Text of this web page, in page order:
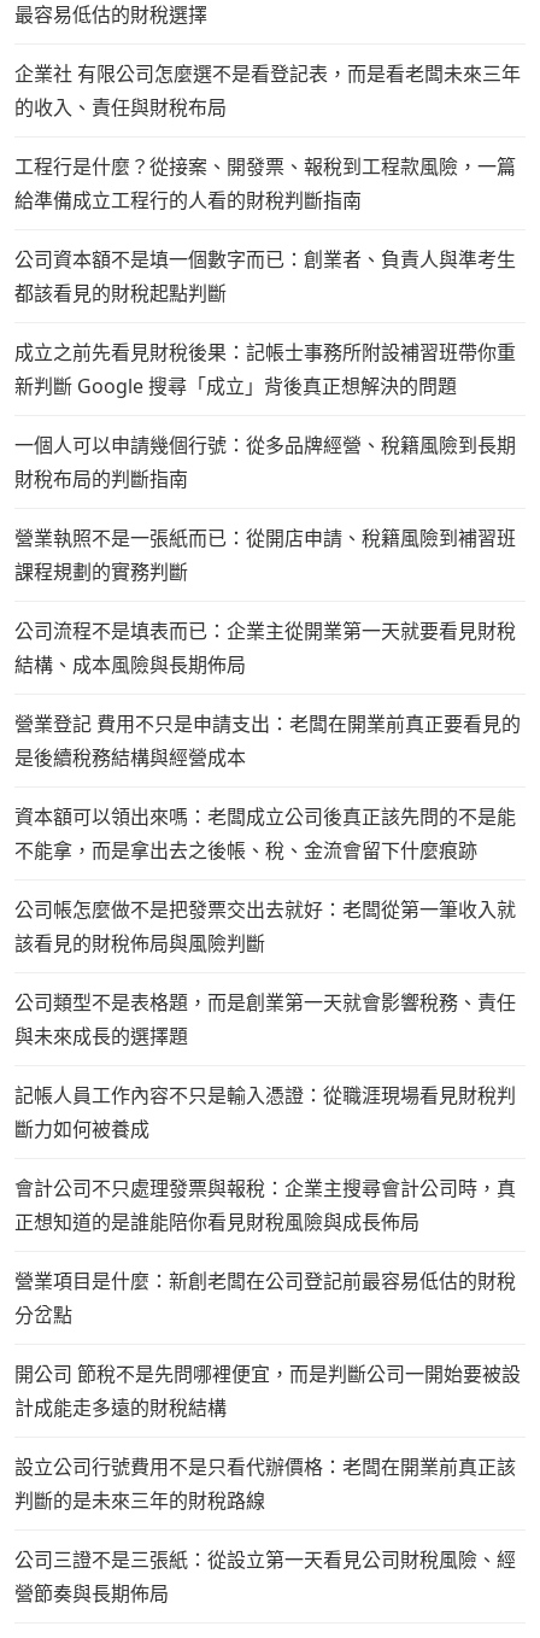
最容易低估的財稅選擇
企業社 有限公司怎麼選不是看登記表，而是看老闆未來三年
的收入、責任與財稅布局
工程行是什麼？從接案、開發票、報稅到工程款風險，一篇
給準備成立工程行的人看的財稅判斷指南
公司資本額不是填一個數字而已：創業者、負責人與準考生
都該看見的財稅起點判斷
成立之前先看見財稅後果：記帳士事務所附設補習班帶你重
新判斷 Google 搜尋「成立」背後真正想解決的問題
一個人可以申請幾個行號：從多品牌經營、稅籍風險到長期
財稅布局的判斷指南
營業執照不是一張紙而已：從開店申請、稅籍風險到補習班
課程規劃的實務判斷
公司流程不是填表而已：企業主從開業第一天就要看見財稅
結構、成本風險與長期佈局
營業登記 費用不只是申請支出：老闆在開業前真正要看見的
是後續稅務結構與經營成本
資本額可以領出來嗎：老闆成立公司後真正該先問的不是能
不能拿，而是拿出去之後帳、稅、金流會留下什麼痕跡
公司帳怎麼做不是把發票交出去就好：老闆從第一筆收入就
該看見的財稅佈局與風險判斷
公司類型不是表格題，而是創業第一天就會影響稅務、責任
與未來成長的選擇題
記帳人員工作內容不只是輸入憑證：從職涯現場看見財稅判
斷力如何被養成
會計公司不只處理發票與報稅：企業主搜尋會計公司時，真
正想知道的是誰能陪你看見財稅風險與成長佈局
營業項目是什麼：新創老闆在公司登記前最容易低估的財稅
分岔點
開公司 節稅不是先問哪裡便宜，而是判斷公司一開始要被設
計成能走多遠的財稅結構
設立公司行號費用不是只看代辦價格：老闆在開業前真正該
判斷的是未來三年的財稅路線
公司三證不是三張紙：從設立第一天看見公司財稅風險、經
營節奏與長期佈局